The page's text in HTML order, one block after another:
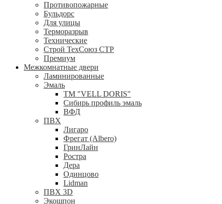
Противопожарные
Бульдорс
Для улицы
Терморазрыв
Технические
Строй ТехСоюз СТР
Премиум
Межкомнатные двери
Ламинированные
Эмаль
ТМ "VELL DORIS"
Сибирь профиль эмаль
ВФД
ПВХ
Лигаро
Фрегат (Albero)
ГринЛайн
Ростра
Дера
Одинцово
Lidman
ПВХ 3D
Экошпон